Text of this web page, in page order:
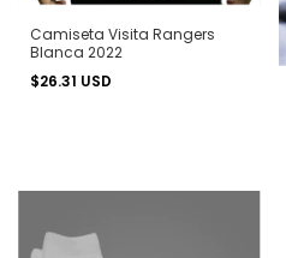
Camiseta Visita Rangers
Blanca 2022
$26.31 USD